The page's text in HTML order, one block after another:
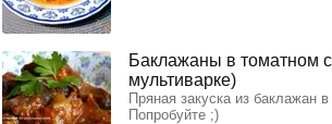
Баклажаны в томатном
мультиварке)
Пряная закуска из баклажан
Попробуйте ;)